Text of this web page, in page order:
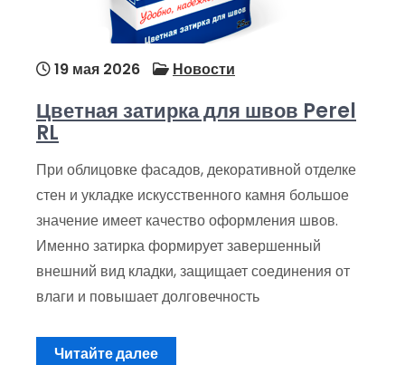
19 мая 2026 Новости
Цветная затирка для швов Perel
RL
При облицовке фасадов, декоративной отделке
стен и укладке искусственного камня большое
значение имеет качество оформления швов.
Именно затирка формирует завершенный
внешний вид кладки, защищает соединения от
влаги и повышает долговечность
Читайте далее